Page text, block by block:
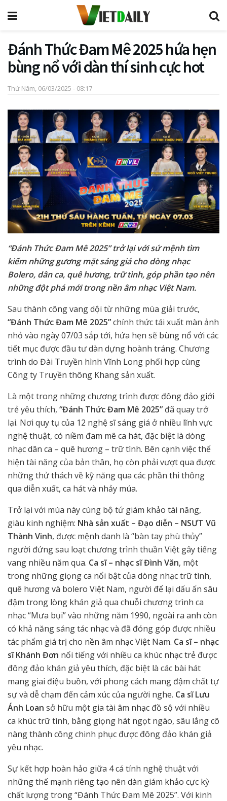
Đánh Thức Đam Mê 2025 hứa hẹn
bùng nổ với dàn thí sinh cực hot
Thứ Năm, 06/03/2025 - 08:17
“Đánh Thức Đam Mê 2025” trở lại với sứ mệnh tìm
kiếm những gương mặt sáng giá cho dòng nhạc
Bolero, dân ca, quê hương, trữ tình, góp phần tạo nên
những đột phá mới trong nền âm nhạc Việt Nam.
Sau thành công vang dội từ những mùa giải trước,
“Đánh Thức Đam Mê 2025”chính thức tái xuất màn ảnh
nhỏ vào ngày 07/03 sắp tới, hứa hẹn sẽ bùng nổ với các
tiết mục được đầu tư dàn dựng hoành tráng. Chương
trình do Đài Truyền hình Vĩnh Long phối hợp cùng
Công ty Truyền thông Khang sản xuất.
Là một trong nhữngchương trình được đông đảo giới
trẻ yêu thích, “Đánh Thức Đam Mê 2025” đã quay trở
lại. Nơi quy tụ của 12 nghệ sĩ sáng giá ở nhiều lĩnh vực
nghệ thuật, có niềm đam mê ca hát, đặc biệt là dòng
nhạc dân ca – quê hương – trữ tình. Bên cạnh việc thể
hiện tài năng của bản thân, họ còn phải vượt qua được
những thử thách về kỹ năng qua các phần thi thông
qua diễn xuất, ca hát và nhảy múa.
Trở lại với mùa này cùng bộ tứ giám khảo tài năng,
giàu kinh nghiệm: Nhà sản xuất – Đạo diễn – NSƯT Vũ
Thành Vinh, được mệnh danh là “bàn tay phù thủy”
người đứng sau loạt chương trình thuần Việt gây tiếng
vang nhiều năm qua. Ca sĩ – nhạc sĩ Đình Văn, một
trong những giọng ca nổi bật của dòng nhạc trữ tình,
quê hương và bolero Việt Nam, người để lại dấu ấn sâu
đậm trong lòng khán giả qua chuỗi chương trình ca
nhạc “Mưa bụi” vào những năm 1990, ngoài ra anh còn
có khả năng sáng tác nhạc và đã đóng góp được nhiều
tác phẩm giá trị cho nền âm nhạc Việt Nam. Ca sĩ – nhạc
sĩ Khánh Đơn nổi tiếng với nhiều ca khúc nhạc trẻ được
đông đảo khán giả yêu thích, đặc biệt là các bài hát
mang giai điệu buồn, với phong cách mang đậm chất tự
sự và dễ chạm đến cảm xúc của người nghe. Ca sĩ Lưu
Ánh Loan sở hữu một gia tài âm nhạc đồ sộ với nhiều
ca khúc trữ tình, bằng giọng hát ngọt ngào, sâu lắng cô
nàng thành công chinh phục được đông đảo khán giả
yêu nhạc.
Sự kết hợp hoàn hảo giữa 4 cá tính nghệ thuật với
những thế mạnh riêng tạo nên dàn giám khảo cực kỳ
chất lượng trong “Đánh Thức Đam Mê 2025”. Với kinh